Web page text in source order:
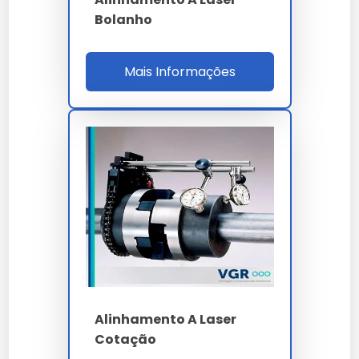
Lembramos que o uso de
comprometer a segurança. Consulte sempre nossa
A manutenção preventiva dealinhamento a laser
alinhamento a laser orçar
continuidade da sua operação com alto padrão de
Nossa equipe técnica está à disposição para sanar
dúvidas sobre a melhor forma de implementar o
alinhamento a laser orçar no seu fluxo de trabalho.
alinhamento a laser orçarentregue por nossa
desenvolvimento focado em eficiência real.
A durabilidade do alinhamento a laser orçar é um dos
Bolanho
Mais Informações
Alinhamento A Laser
Cotação